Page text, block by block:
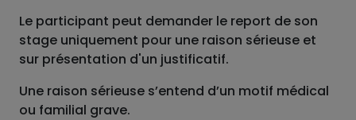
Le participant peut demander le report de son
stage uniquement pour une raison sérieuse et
sur présentation d'un justificatif.
Une raison sérieuse s’entend d’un motif médical
ou familial grave.